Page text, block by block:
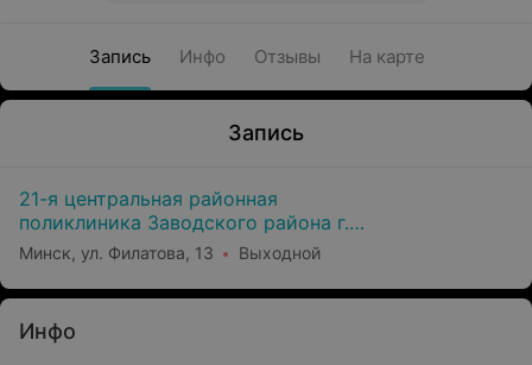
Запись Инфо Отзывы На карте
Запись
21-я центральная районная
поликлиника Заводского района г.
Минска
Минск, ул. Филатова, 13 Выходной
Инфо